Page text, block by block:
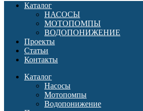
Каталог
НАСОСЫ
МОТОПОМПЫ
ВОДОПОНИЖЕНИЕ
Проекты
Статьи
Контакты
Каталог
Насосы
Мотопомпы
Водопонижение